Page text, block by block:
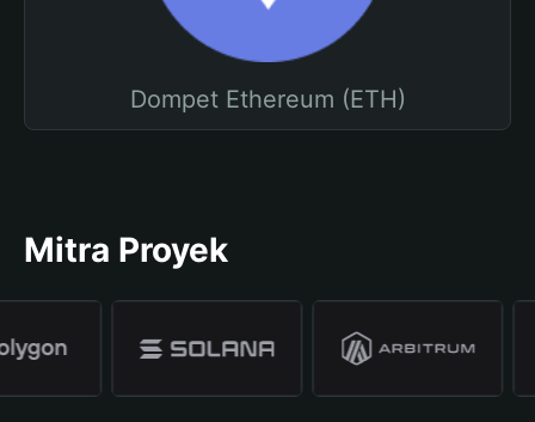
Dompet Ethereum (ETH)
Mitra Proyek